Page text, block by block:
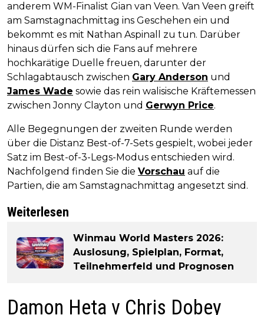
anderem WM-Finalist Gian van Veen. Van Veen greift
am Samstagnachmittag ins Geschehen ein und
bekommt es mit Nathan Aspinall zu tun. Darüber
hinaus dürfen sich die Fans auf mehrere
hochkarätige Duelle freuen, darunter der
Schlagabtausch zwischen Gary Anderson und
James Wade sowie das rein walisische Kräftemessen
zwischen Jonny Clayton und Gerwyn Price.
Alle Begegnungen der zweiten Runde werden
über die Distanz Best-of-7-Sets gespielt, wobei jeder
Satz im Best-of-3-Legs-Modus entschieden wird.
Nachfolgend finden Sie die Vorschau auf die
Partien, die am Samstagnachmittag angesetzt sind.
Weiterlesen
Winmau World Masters 2026:
Auslosung, Spielplan, Format,
Teilnehmerfeld und Prognosen
Damon Heta v Chris Dobey